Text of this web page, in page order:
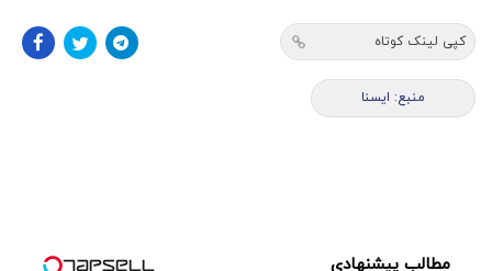
کپی لینک کوتاه
منبع: ایسنا
مطالب پیشنهادی